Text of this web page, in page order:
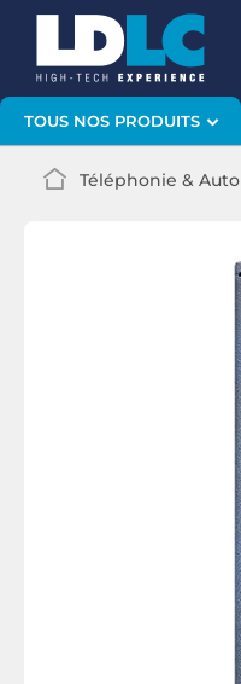
TOUS NOS PRODUITS
Téléphonie & Auto